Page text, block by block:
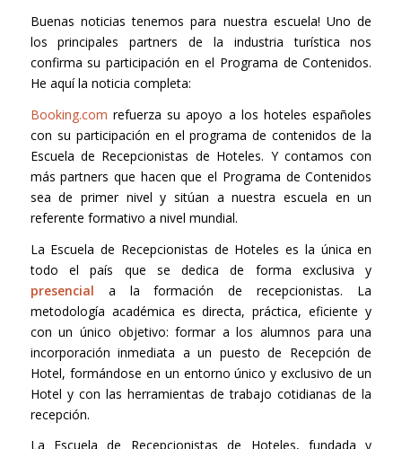
Buenas noticias tenemos para nuestra escuela! Uno de
los principales partners de la industria turística nos
confirma su participación en el Programa de Contenidos.
He aquí la noticia completa:
Booking.com refuerza su apoyo a los hoteles españoles
con su participación en el programa de contenidos de la
Escuela de Recepcionistas de Hoteles. Y contamos con
más partners que hacen que el Programa de Contenidos
sea de primer nivel y sitúan a nuestra escuela en un
referente formativo a nivel mundial.
La Escuela de Recepcionistas de Hoteles es la única en
todo el país que se dedica de forma exclusiva y
presencial a la formación de recepcionistas. La
metodología académica es directa, práctica, eficiente y
con un único objetivo: formar a los alumnos para una
incorporación inmediata a un puesto de Recepción de
Hotel, formándose en un entorno único y exclusivo de un
Hotel y con las herramientas de trabajo cotidianas de la
recepción.
La Escuela de Recepcionistas de Hoteles, fundada y